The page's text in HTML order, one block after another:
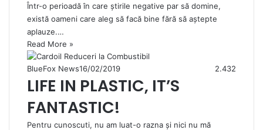
Într-o perioadă în care știrile negative par să domine,
există oameni care aleg să facă bine fără să aștepte
aplauze.…
Read More »
BlueFox News16/02/2019 2.432
LIFE IN PLASTIC, IT’S
FANTASTIC!
Pentru cunoscuti, nu am luat-o razna și nici nu mă